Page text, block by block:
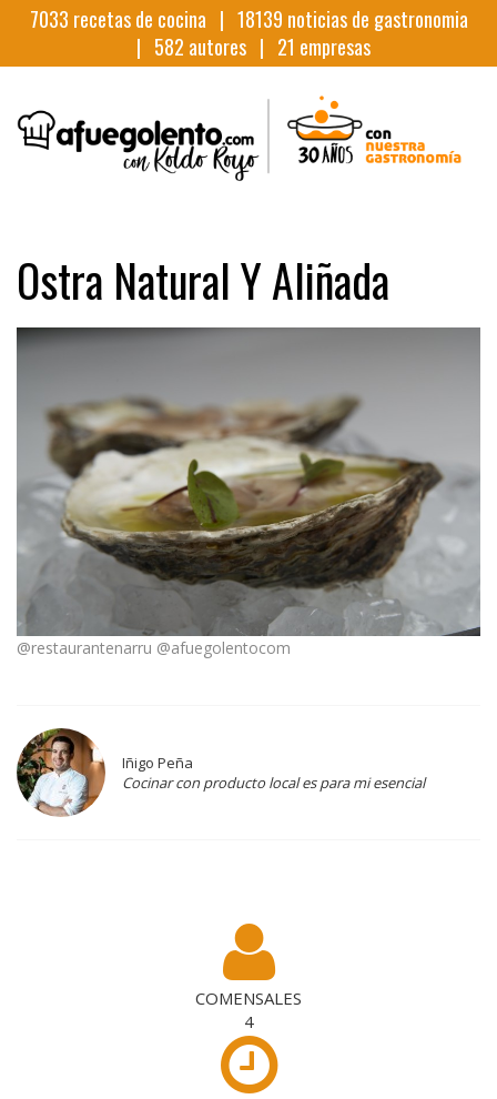
7033 recetas de cocina | 18139 noticias de gastronomia
| 582 autores | 21 empresas
Ostra Natural Y Aliñada
@restaurantenarru @afuegolentocom
Iñigo Peña
Cocinar con producto local es para mi esencial
COMENSALES
4